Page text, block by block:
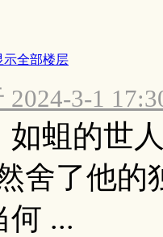
示全部楼层
2024-3-1
如蛆的世
舍了他
何 ...